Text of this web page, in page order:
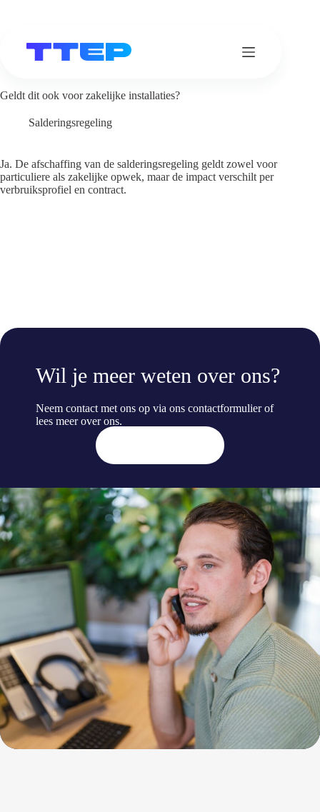
inhoud
Geldt dit ook voor zakelijke installaties?
Salderingsregeling
Ja. De afschaffing van de salderingsregeling geldt zowel voor
particuliere als zakelijke opwek, maar de impact verschilt per
verbruiksprofiel en contract.
Wil je meer weten over ons?
Neem contact met ons op via ons contactformulier of
lees meerover ons.